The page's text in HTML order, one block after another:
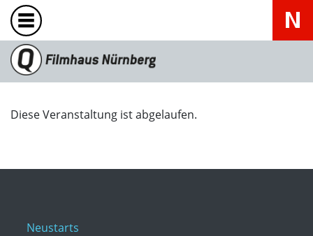
Diese Veranstaltung ist abgelaufen.
Neustarts